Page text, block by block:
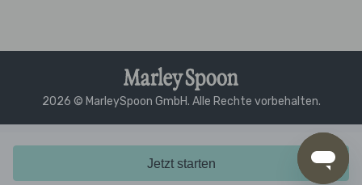
Jetzt starten
2026 © MarleySpoon GmbH. Alle Rechte vorbehalten.